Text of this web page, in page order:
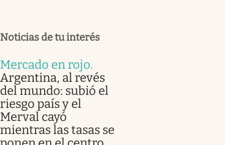
Noticias de tu interés
Mercado en rojo.
Argentina, al revés
del mundo: subió el
riesgo país y el
Merval cayó
mientras las tasas se